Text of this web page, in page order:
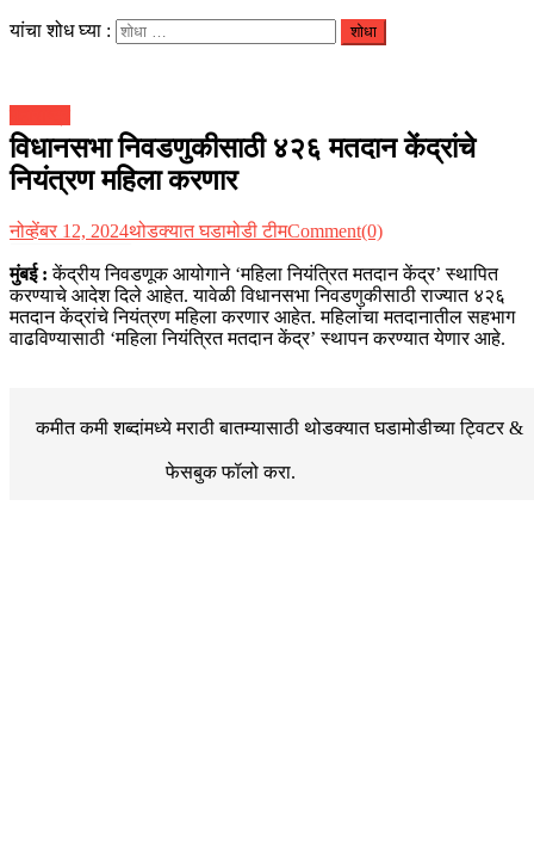
यांचा शोध घ्या :
विधानसभा निवडणुकीसाठी ४२६ मतदान केंद्रांचे
नियंत्रण महिला करणार
नोव्हेंबर 12, 2024थोडक्यात घडामोडी टीमComment(0)
मुंबई : केंद्रीय निवडणूक आयोगाने ‘महिला नियंत्रित मतदान केंद्र’ स्थापित
करण्याचे आदेश दिले आहेत. यावेळी विधानसभा निवडणुकीसाठी राज्यात ४२६
मतदान केंद्रांचे नियंत्रण महिला करणार आहेत. महिलांचा मतदानातील सहभाग
वाढविण्यासाठी ‘महिला नियंत्रित मतदान केंद्र’ स्थापन करण्यात येणार आहे.
कमीत कमी शब्दांमध्ये मराठी बातम्यासाठी थोडक्यात घडामोडीच्याट्विटर &
फेसबुकफॉलो करा.